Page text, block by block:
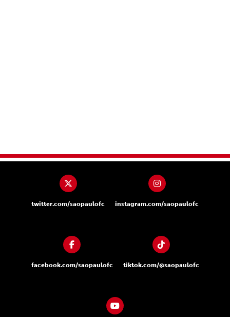
twitter.com/saopaulofc instagram.com/saopaulofc
facebook.com/saopaulofc tiktok.com/@saopaulofc